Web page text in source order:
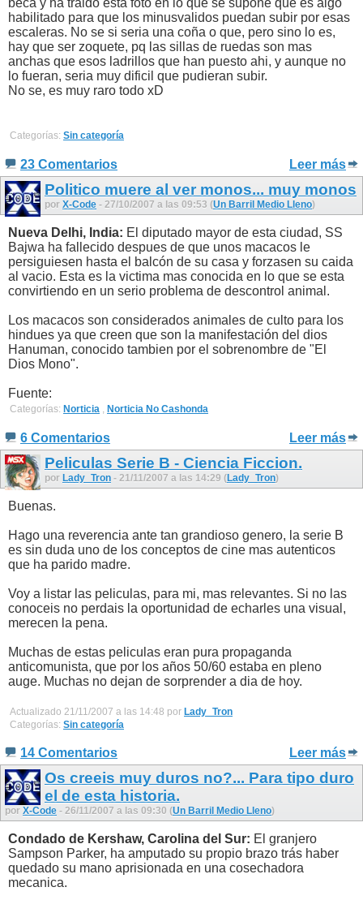
beca y ha traido esta foto en lo que se supone que es algo
habilitado para que los minusvalidos puedan subir por esas
escaleras. No se si seria una coña o que, pero sino lo es,
hay que ser zoquete, pq las sillas de ruedas son mas
anchas que esos ladrillos que han puesto ahi, y aunque no
lo fueran, seria muy dificil que pudieran subir.
No se, es muy raro todo xD
Categorías: Sin categoría
23 Comentarios Leer más
Politico muere al ver monos... muy monos
por X-Code - 27/10/2007 a las 09:53 (Un Barril Medio Lleno)
Nueva Delhi, India: El diputado mayor de esta ciudad, SS
Bajwa ha fallecido despues de que unos macacos le
persiguiesen hasta el balcón de su casa y forzasen su caida
al vacio. Esta es la victima mas conocida en lo que se esta
convirtiendo en un serio problema de descontrol animal.
Los macacos son considerados animales de culto para los
hindues ya que creen que son la manifestación del dios
Hanuman, conocido tambien por el sobrenombre de "El
Dios Mono".
Fuente:
Categorías: Norticia , Norticia No Cashonda
6 Comentarios Leer más
Peliculas Serie B - Ciencia Ficcion.
por Lady_Tron - 21/11/2007 a las 14:29 (Lady_Tron)
Buenas.
Hago una reverencia ante tan grandioso genero, la serie B
es sin duda uno de los conceptos de cine mas autenticos
que ha parido madre.
Voy a listar las peliculas, para mi, mas relevantes. Si no las
conoceis no perdais la oportunidad de echarles una visual,
merecen la pena.
Muchas de estas peliculas eran pura propaganda
anticomunista, que por los años 50/60 estaba en pleno
auge. Muchas no dejan de sorprender a dia de hoy.
Actualizado 21/11/2007 a las 14:48 por Lady_Tron
Categorías: Sin categoría
14 Comentarios Leer más
Os creeis muy duros no?... Para tipo duro
el de esta historia.
por X-Code - 26/11/2007 a las 09:30 (Un Barril Medio Lleno)
Condado de Kershaw, Carolina del Sur: El granjero
Sampson Parker, ha amputado su propio brazo trás haber
quedado su mano aprisionada en una cosechadora
mecanica.